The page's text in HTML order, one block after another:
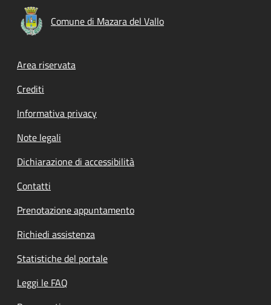
Comune di Mazara del Vallo
Footer menu
Area riservata
Crediti
Informativa privacy
Note legali
Dichiarazione di accessibilità
Contatti
Prenotazione appuntamento
Richiedi assistenza
Statistiche del portale
Leggi le FAQ